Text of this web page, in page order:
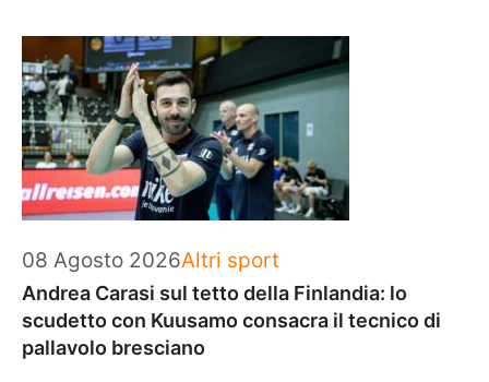
08 Agosto 2026Categorie
Altri sport
Andrea Carasi sul tetto della Finlandia: lo
scudetto con Kuusamo consacra il tecnico di
pallavolo bresciano